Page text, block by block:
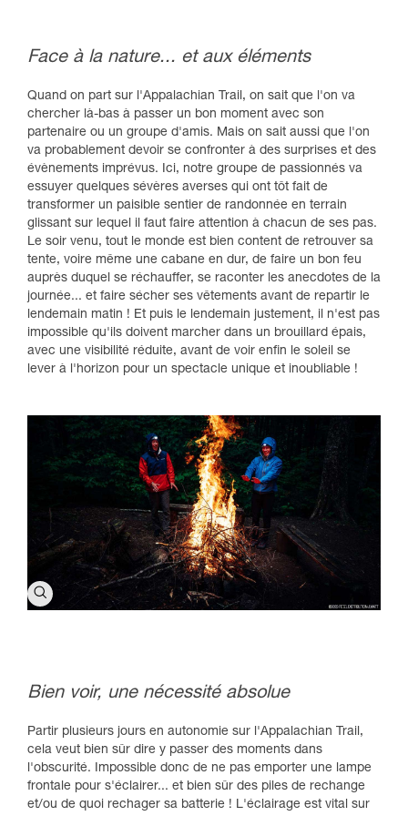
Face à la nature... et aux éléments
Quand on part sur l'Appalachian Trail, on sait que l'on va
chercher là-bas à passer un bon moment avec son
partenaire ou un groupe d'amis. Mais on sait aussi que l'on
va probablement devoir se confronter à des surprises et des
évènements imprévus. Ici, notre groupe de passionnés va
essuyer quelques sévères averses qui ont tôt fait de
transformer un paisible sentier de randonnée en terrain
glissant sur lequel il faut faire attention à chacun de ses pas.
Le soir venu, tout le monde est bien content de retrouver sa
tente, voire même une cabane en dur, de faire un bon feu
auprès duquel se réchauffer, se raconter les anecdotes de la
journée... et faire sécher ses vêtements avant de repartir le
lendemain matin ! Et puis le lendemain justement, il n'est pas
impossible qu'ils doivent marcher dans un brouillard épais,
avec une visibilité réduite, avant de voir enfin le soleil se
lever à l'horizon pour un spectacle unique et inoubliable !
Bien voir, une nécessité absolue
Partir plusieurs jours en autonomie sur l'Appalachian Trail,
cela veut bien sûr dire y passer des moments dans
l'obscurité. Impossible donc de ne pas emporter une lampe
frontale pour s'éclairer... et bien sûr des piles de rechange
et/ou de quoi rechager sa batterie ! L'éclairage est vital sur